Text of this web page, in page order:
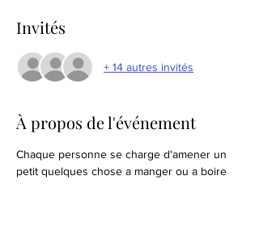
Invités
+ 14 autres invités
À propos de l'événement
Chaque personne se charge d'amener un
petit quelques chose a manger ou a boire